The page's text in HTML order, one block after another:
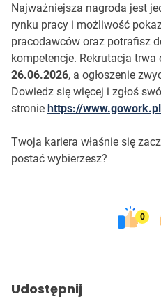
Udostępnij
Najważniejsza nagroda jest
rynku pracy i możliwość
pracodawców oraz potrafisz
kompetencje. Rekrutacja trwa
26.06.2026, a ogłoszenie
Dowiedz się więcej i zgłoś
stronie https://
Twoja kariera właśnie się
postać wybierzesz?
0